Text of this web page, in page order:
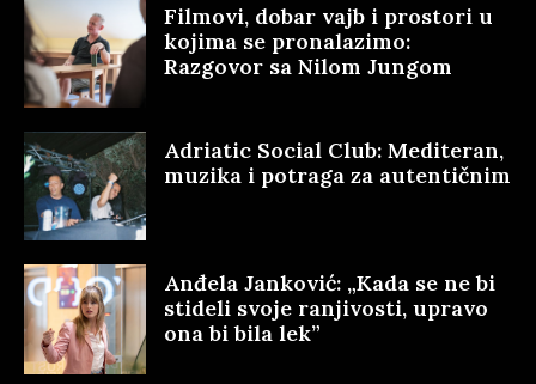
Filmovi, dobar vajb i prostori u
kojima se pronalazimo:
Razgovor sa Nilom Jungom
Adriatic Social Club: Mediteran,
muzika i potraga za autentičnim
Anđela Janković: „Kada se ne bi
stideli svoje ranjivosti, upravo
ona bi bila lek”